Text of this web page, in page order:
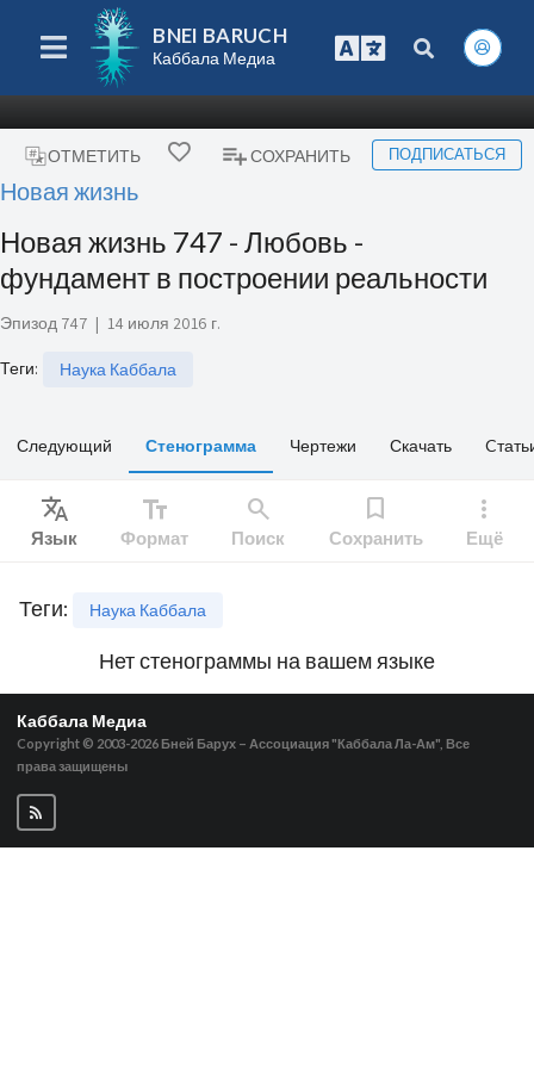
BNEI BARUCH
Каббала Медиа
ОТМЕТИТЬ СОХРАНИТЬ ПОДПИСАТЬСЯ
Новая жизнь
Новая жизнь 747 - Любовь -
фундамент в построении реальности
Эпизод 747 | 14 июля 2016 г.
Теги: Наука Каббала
Следующий Стенограмма Чертежи Скачать
Translate
Язык
text_fields
Формат
search
Поиск
bookmark
Сохранить
more_vert
Ещё
Теги: Наука Каббала
Нет стенограммы на вашем языке
Каббала Медиа
Copyright © 2003-2026 Бней Барух – Ассоциация "Каббала Ла-Ам", Все
права защищены